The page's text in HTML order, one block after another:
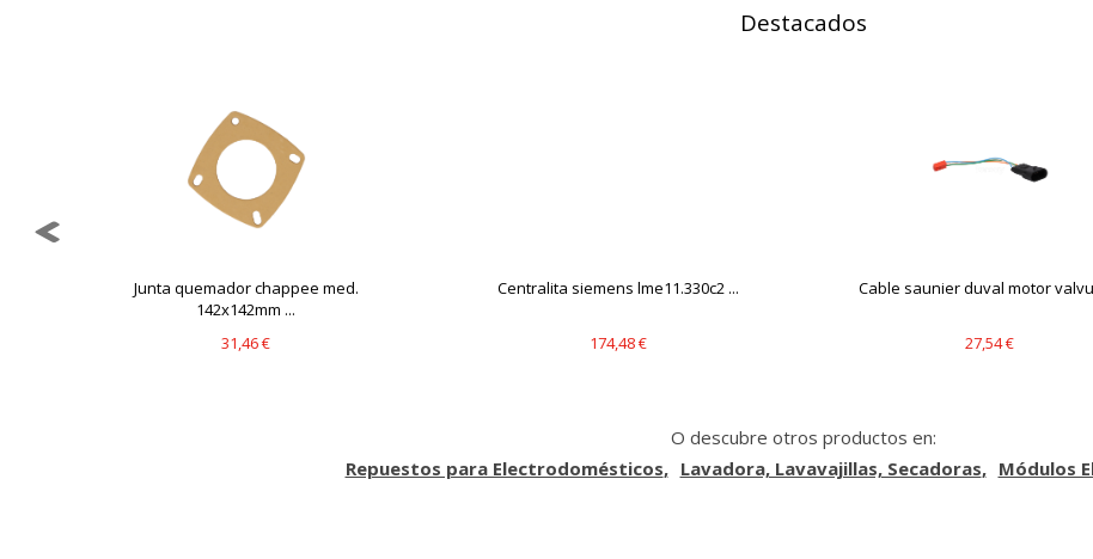
Destacados
Junta quemador chappee med.
142x142mm ...
31,46 €
Centralita siemens lme11.330c2 ...
174,48 €
Cable saunier duval motor
27,54 €
O descubre otros productos en:
Repuestos para Electrodomésticos
Lavadora, Lavavajillas, Secadoras Módulos